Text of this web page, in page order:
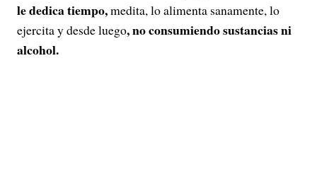
le dedica tiempo,medita, lo alimenta sanamente, lo
ejercita y desde luego, no consumiendo sustancias ni
alcohol.